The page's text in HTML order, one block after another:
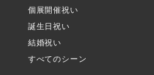
個展開催祝い
誕生日祝い
結婚祝い
すべてのシーン